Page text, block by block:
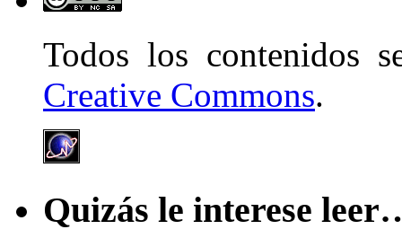
Todos los contenidos
Creative Commons.
Quizás le interese